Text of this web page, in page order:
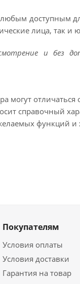
доступным
лица, так и
и без
могут
справочный
функций и
Покупателям
Условия оплаты
Условия доставки
Гарантия на товар